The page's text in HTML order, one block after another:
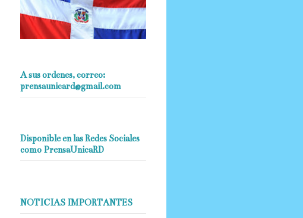
A sus ordenes, correo:
prensaunicard@gmail.com
Disponible en las Redes Sociales
como PrensaUnicaRD
NOTICIAS IMPORTANTES